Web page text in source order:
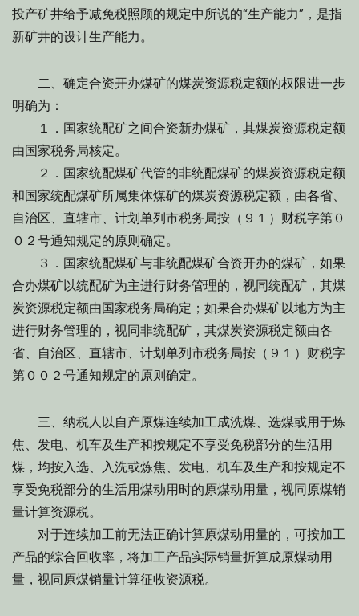
投产矿井给予减免税照顾的规定中所说的“生产能力”，是指
新矿井的设计生产能力。
二、确定合资开办煤矿的煤炭资源税定额的权限进一步
明确为：
１．国家统配矿之间合资新办煤矿，其煤炭资源税定额
由国家税务局核定。
２．国家统配煤矿代管的非统配煤矿的煤炭资源税定额
和国家统配煤矿所属集体煤矿的煤炭资源税定额，由各省、
自治区、直辖市、计划单列市税务局按（９１）财税字第０
０２号通知规定的原则确定。
３．国家统配煤矿与非统配煤矿合资开办的煤矿，如果
合办煤矿以统配矿为主进行财务管理的，视同统配矿，其煤
炭资源税定额由国家税务局确定；如果合办煤矿以地方为主
进行财务管理的，视同非统配矿，其煤炭资源税定额由各
省、自治区、直辖市、计划单列市税务局按（９１）财税字
第００２号通知规定的原则确定。
三、纳税人以自产原煤连续加工成洗煤、选煤或用于炼
焦、发电、机车及生产和按规定不享受免税部分的生活用
煤，均按入选、入洗或炼焦、发电、机车及生产和按规定不
享受免税部分的生活用煤动用时的原煤动用量，视同原煤销
量计算资源税。
对于连续加工前无法正确计算原煤动用量的，可按加工
产品的综合回收率，将加工产品实际销量折算成原煤动用
量，视同原煤销量计算征收资源税。